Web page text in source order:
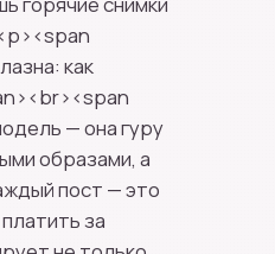
как
— она гуру
образами, а
пост — это
за